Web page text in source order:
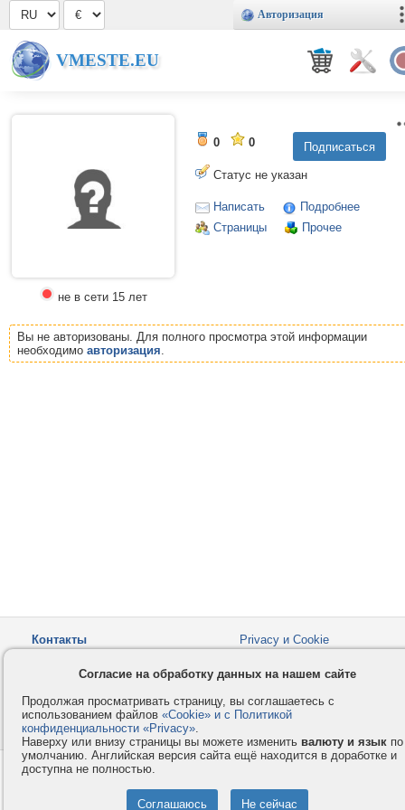
Авторизация
VMESTE.EU
не в сети 15 лет
0 0
Статус не указан
Написать
Подробнее
Страницы
Прочее
Вы не авторизованы. Для полного просмотра этой информации
необходимо авторизация.
Контакты
Privacy и Cookie
Как оплатить
Форумы
© 2008-2026VMESTE.EU
Согласие на обработку данных на нашем сайте
Продолжая просматривать страницу, вы соглашаетесь с
использованием файлов «Cookie» и с Политикой
конфиденциальности «Privacy».
Наверху или внизу страницы вы можете изменить валюту и язык по
умолчанию. Английская версия сайта ещё находится в доработке и
доступна не полностью.